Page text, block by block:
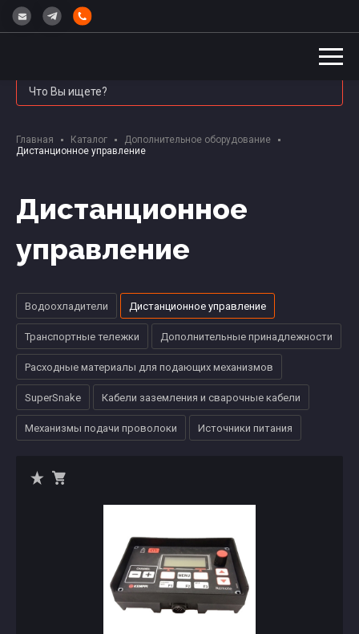
Главная Каталог
Дополнительное оборудование
Дистанционное управление
Дистанционное
управление
Водоохладители Дистанционное управление
Транспортные тележки Дополнительные принадлежности
Расходные материалы для подающих механизмов
SuperSnake Кабели заземления и сварочные кабели
Механизмы подачи проволоки Источники питания